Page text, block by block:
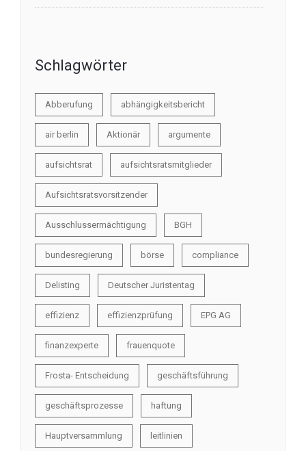
Schlagwörter
Abberufung abhängigkeitsbericht
air berlin Aktionär argumente
aufsichtsrat aufsichtsratsmitglieder
Aufsichtsratsvorsitzender
Ausschlussermächtigung BGH
bundesregierung börse compliance
Delisting Deutscher Juristentag
effizienz effizienzprüfung EPG AG
finanzexperte frauenquote
Frosta- Entscheidung geschäftsführung
geschäftsprozesse haftung
Hauptversammlung leitlinien